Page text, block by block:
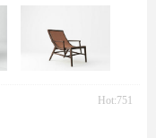
Hot:751